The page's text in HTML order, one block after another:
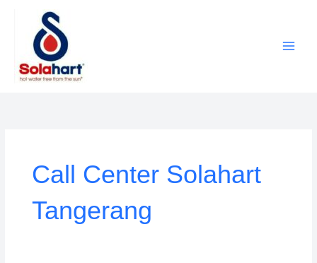
Call Center Solahart
Tangerang